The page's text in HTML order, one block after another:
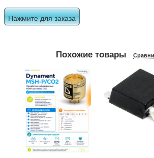
Нажмите для заказа
Похожие товары